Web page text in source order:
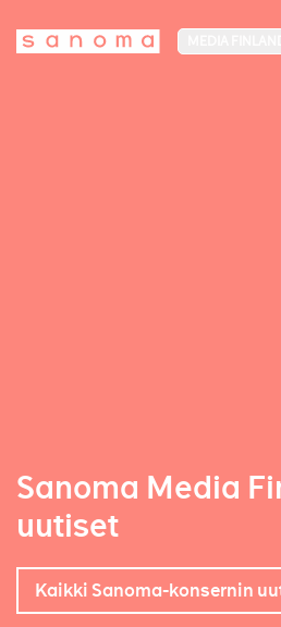
Sanoma Media
uutiset
Kaikki Sanoma-konsernin